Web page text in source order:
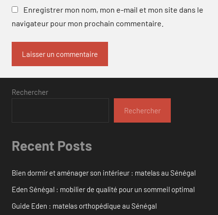
Enregistrer mon nom, mon e-mail et mon site dans le
navigateur pour mon prochain commentaire.
Rechercher
Rechercher
Recent Posts
Bien dormir et aménager son intérieur : matelas au Sénégal
Eden Sénégal : mobilier de qualité pour un sommeil optimal
Guide Eden : matelas orthopédique au Sénégal